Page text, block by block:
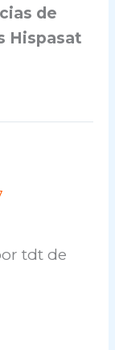
de
Hispasat
tdt de